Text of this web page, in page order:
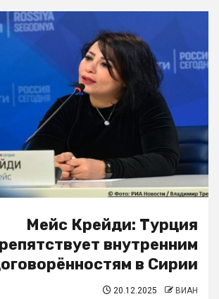
Мейс Крейди: Турция
внутренним
в Сирии
20.12.2025 ВИАН